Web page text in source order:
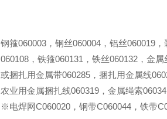
钢箍060003，钢丝060004，铝丝060019
060108，铁箍060131，铁丝060132，金
或捆扎用金属带060285，捆扎用金属线
农业用金属捆扎线060319，金属绳索
※电焊网C060020，钢带C060044，铁带